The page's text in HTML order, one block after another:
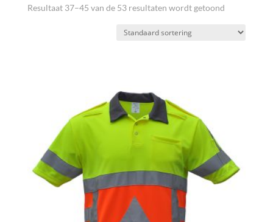
Resultaat 37–45 van de 53 resultaten wordt getoond